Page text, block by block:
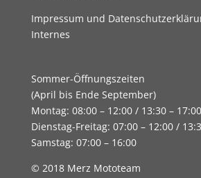
Impressum und
Internes
Sommer-Öffnungszeiten
(April bis Ende September)
Montag: 08:00 – 12:00 / 13:30 – 17:00
Dienstag-Freitag: 07:00 – 12:00 /
Samstag: 07:00 – 16:00
© 2018 Merz Mototeam